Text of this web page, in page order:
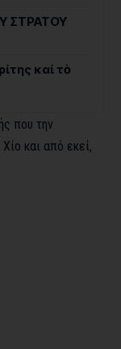
ΣΤΡΑΤΟΥ
καί τὸ
που την
και από εκεί,